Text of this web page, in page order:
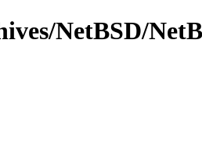
NetBSD/